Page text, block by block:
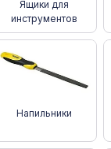
Ящики для
инструментов
Напильники